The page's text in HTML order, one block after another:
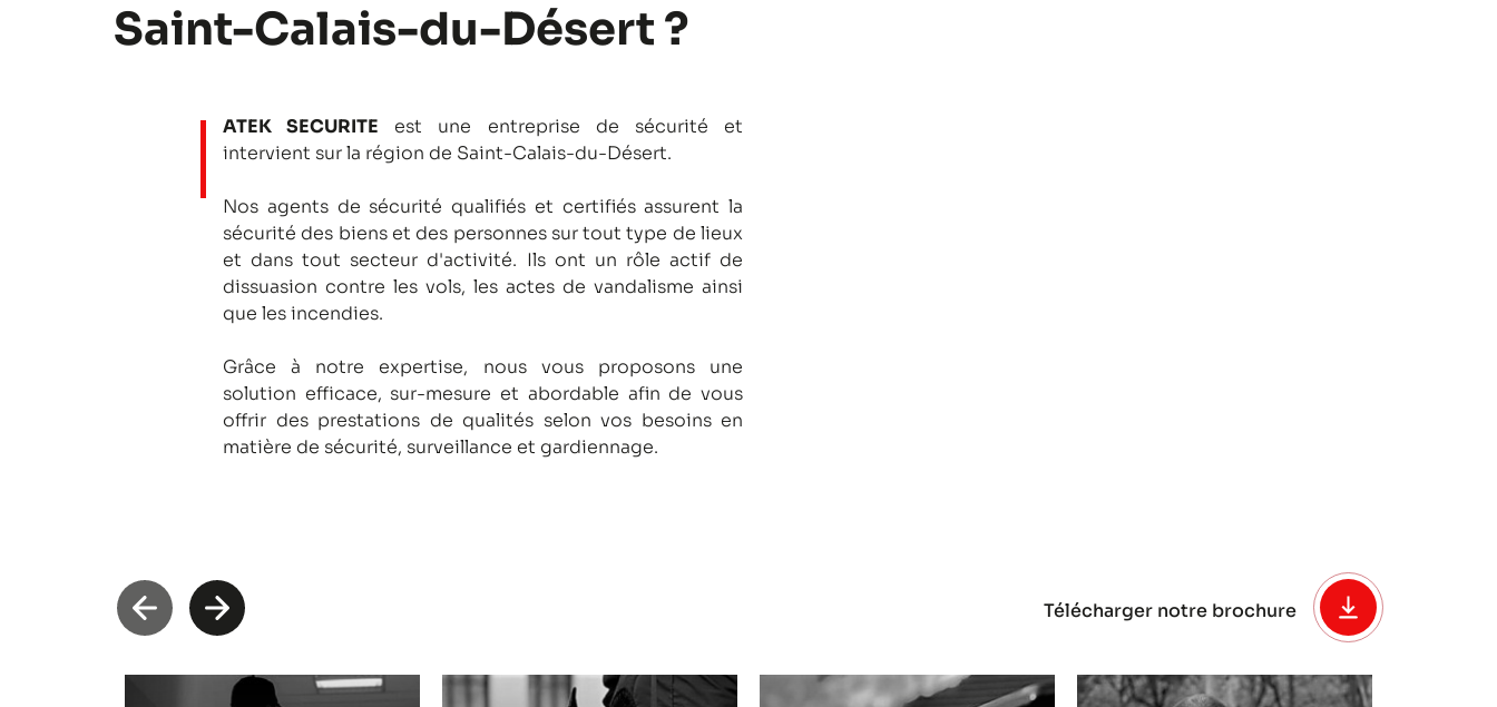
Saint-Calais-du-Désert ?
ATEK SECURITE est une entreprise de sécurité et
intervient sur la région de Saint-Calais-du-Désert.
Nos agents de sécurité qualifiés et certifiés assurent la
sécurité des biens et des personnes sur tout type de lieux
et dans tout secteur d'activité. Ils ont un rôle actif de
dissuasion contre les vols, les actes de vandalisme ainsi
que les incendies.
Grâce à notre expertise, nous vous proposons une
solution efficace, sur-mesure et abordable afin de vous
offrir des prestations de qualités selon vos besoins en
matière de sécurité, surveillance et gardiennage.
Télécharger notre brochure